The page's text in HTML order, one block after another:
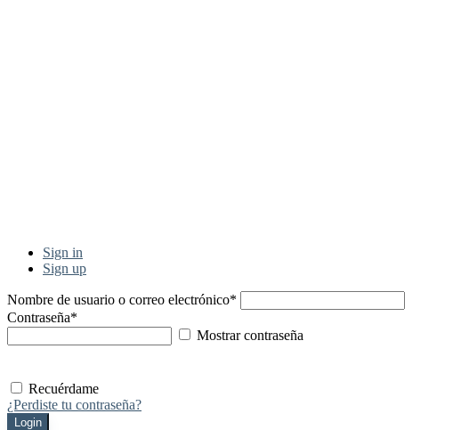
Sign in
Sign up
Nombre de usuario o correo electrónico*
Contraseña*
Mostrar contraseña
Recuérdame
¿Perdiste tu contraseña?
Login